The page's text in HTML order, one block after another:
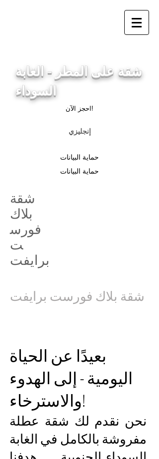
احجز الآن!
شقة على المطر - الغابة
السوداء
إنجليزي
حماية البيانات
حماية البيانات
شقة
بلاك
فورس
ت
برايفت
بعيدًا عن الحياة
اليومية - إلى الهدوء
والاسترخاء!
نحن نقدم لك شقة عطلة
مفروشة بالكامل في الغابة
شقة بلاك فورست برايفت